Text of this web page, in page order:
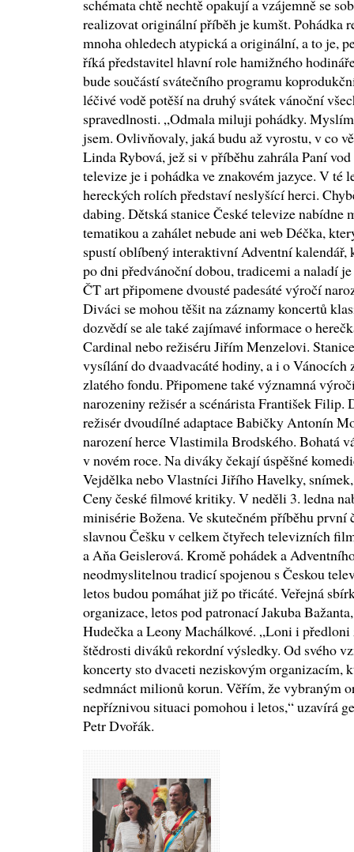
schémata chtě nechtě opakují a vzájemně se
realizovat originální příběh je kumšt. Pohádka
mnoha ohledech atypická a originální, a to je,
říká představitel hlavní role hamižného
bude součástí svátečního programu
léčivé vodě potěší na druhý svátek vánoční
spravedlnosti. „Odmala miluji pohádky.
jsem. Ovlivňovaly, jaká budu až vyrostu, v co
Linda Rybová, jež si v příběhu zahrála Paní
televize je i pohádka ve znakovém jazyce. V té
hereckých rolích představí neslyšící herci.
dabing. Dětská stanice České televize nabídne
tematikou a zahálet nebude ani web Déčka,
spustí oblíbený interaktivní Adventní kalendář,
po dni předvánoční dobou, tradicemi a naladí
ČT art připomene dvousté padesáté výročí
Diváci se mohou těšit na záznamy koncertů
dozvědí se ale také zajímavé informace o
Cardinal nebo režiséru Jiřím Menzelovi.
vysílání do dvaadvacáté hodiny, a i o
zlatého fondu. Připomene také významná
narozeniny režisér a scénárista František Filip.
režisér dvoudílné adaptace Babičky Antonín
narození herce Vlastimila Brodského. Bohatá
v novém roce. Na diváky čekají úspěšné
Vejdělka nebo Vlastníci Jiřího Havelky,
Ceny české filmové kritiky. V neděli 3. ledna
minisérie Božena. Ve skutečném příběhu první
slavnou Češku v celkem čtyřech televizních
a Aňa Geislerová. Kromě pohádek a
neodmyslitelnou tradicí spojenou s Českou
letos budou pomáhat již po třicáté. Veřejná
organizace, letos pod patronací Jakuba
Hudečka a Leony Machálkové. „Loni i
štědrosti diváků rekordní výsledky. Od svého
koncerty sto dvaceti neziskovým organizacím,
sedmnáct milionů korun. Věřím, že vybraným
nepříznivou situaci pomohou i letos,“ uzavírá
Petr Dvořák.